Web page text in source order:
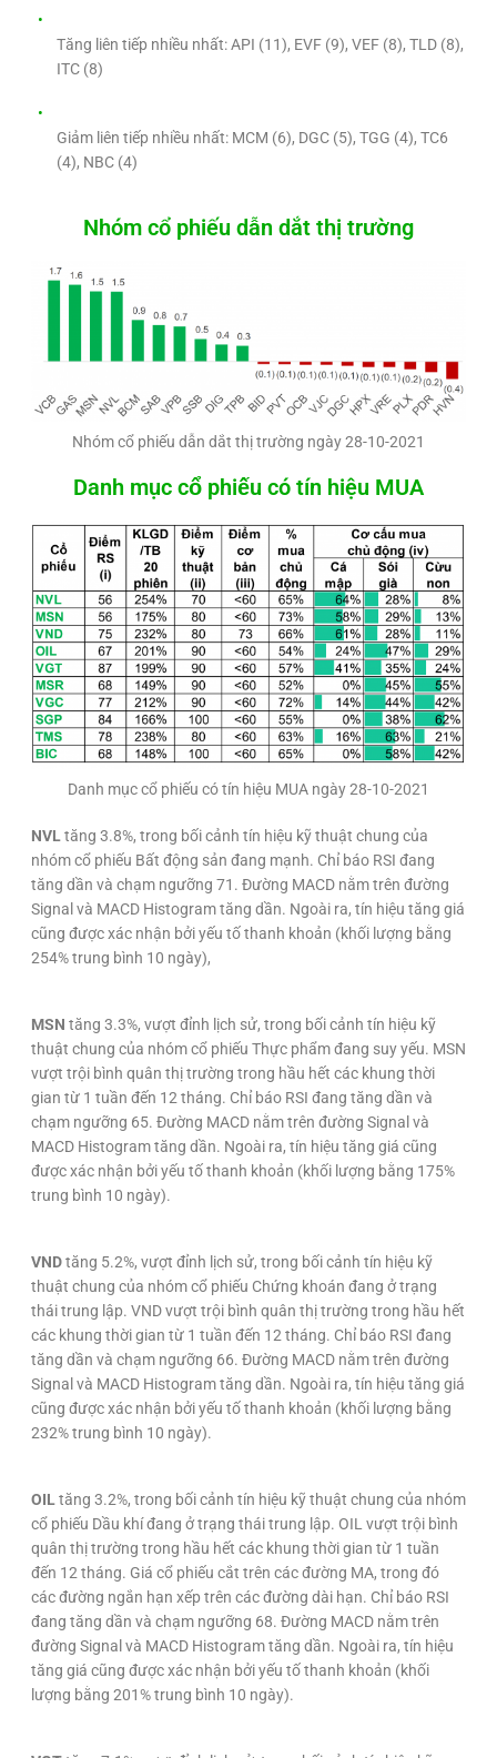
Tăng liên tiếp nhiều nhất: API (11), EVF (9), VEF (8), TLD (8),
ITC (8)
Giảm liên tiếp nhiều nhất: MCM (6), DGC (5), TGG (4), TC6
(4), NBC (4)
Nhóm cổ phiếu dẫn dắt thị trường
Nhóm cổ phiếu dẫn dắt thị trường ngày 28-10-2021
Danh mục cổ phiếu có tín hiệu MUA
Danh mục cổ phiếu có tín hiệu MUA ngày 28-10-2021
NVL tăng 3.8%, trong bối cảnh tín hiệu kỹ thuật chung của
nhóm cổ phiếu Bất động sản đang mạnh. Chỉ báo RSI đang
tăng dần và chạm ngưỡng 71. Đường MACD nằm trên đường
Signal và MACD Histogram tăng dần. Ngoài ra, tín hiệu tăng giá
cũng được xác nhận bởi yếu tố thanh khoản (khối lượng bằng
254% trung bình 10 ngày),
MSN tăng 3.3%, vượt đỉnh lịch sử, trong bối cảnh tín hiệu kỹ
thuật chung của nhóm cổ phiếu Thực phẩm đang suy yếu. MSN
vượt trội bình quân thị trường trong hầu hết các khung thời
gian từ 1 tuần đến 12 tháng. Chỉ báo RSI đang tăng dần và
chạm ngưỡng 65. Đường MACD nằm trên đường Signal và
MACD Histogram tăng dần. Ngoài ra, tín hiệu tăng giá cũng
được xác nhận bởi yếu tố thanh khoản (khối lượng bằng 175%
trung bình 10 ngày).
VNDtăng 5.2%, vượt đỉnh lịch sử, trong bối cảnh tín hiệu kỹ
thuật chung của nhóm cổ phiếu Chứng khoán đang ở trạng
thái trung lập. VND vượt trội bình quân thị trường trong hầu hết
các khung thời gian từ 1 tuần đến 12 tháng. Chỉ báo RSI đang
tăng dần và chạm ngưỡng 66. Đường MACD nằm trên đường
Signal và MACD Histogram tăng dần. Ngoài ra, tín hiệu tăng giá
cũng được xác nhận bởi yếu tố thanh khoản (khối lượng bằng
232% trung bình 10 ngày).
OIL tăng 3.2%, trong bối cảnh tín hiệu kỹ thuật chung của nhóm
cổ phiếu Dầu khí đang ở trạng thái trung lập. OIL vượt trội bình
quân thị trường trong hầu hết các khung thời gian từ 1 tuần
đến 12 tháng. Giá cổ phiếu cắt trên các đường MA, trong đó
các đường ngắn hạn xếp trên các đường dài hạn. Chỉ báo RSI
đang tăng dần và chạm ngưỡng 68. Đường MACD nằm trên
đường Signal và MACD Histogram tăng dần. Ngoài ra, tín hiệu
tăng giá cũng được xác nhận bởi yếu tố thanh khoản (khối
lượng bằng 201% trung bình 10 ngày).